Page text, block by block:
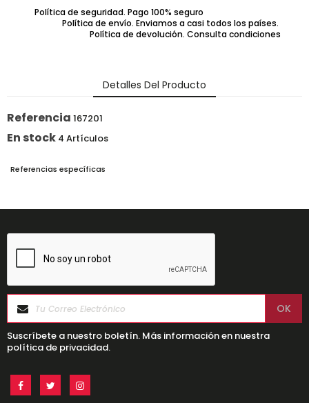
Política de seguridad. Pago 100% seguro
Política de envío. Enviamos a casi todos los países.
Política de devolución. Consulta condiciones
Detalles Del Producto
Referencia 167201
En stock 4 Artículos
Referencias específicas
Suscríbete a nuestro boletín. Más información en nuestra
política de privacidad.